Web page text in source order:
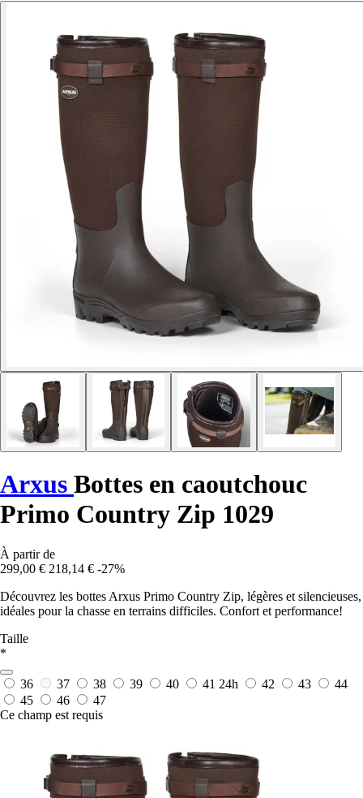
Arxus Bottes en caoutchouc
Primo Country Zip 1029
À partir de
299,00 € 218,14 € -27%
Découvrez les bottes Arxus Primo Country Zip, légères et silencieuses,
idéales pour la chasse en terrains difficiles. Confort et performance!
Taille
*
36 37 38 39 40 41 24h 42 43
44
45
46
47
Ce champ est requis